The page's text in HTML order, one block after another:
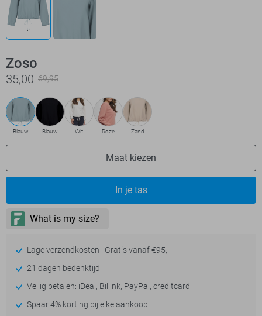
Zoso
35,00 69,95
Blauw Blauw Wit Roze Zand
Maat kiezen
In je tas
Lage verzendkosten | Gratis vanaf €95,-
21 dagen bedenktijd
Veilig betalen: iDeal, Billink, PayPal, creditcard
Spaar 4% korting bij elke aankoop